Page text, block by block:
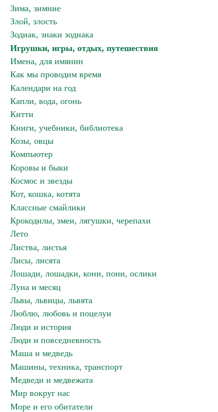
Зима, зимние
Злой, злость
Зодиак, знаки зодиака
Игрушки, игры, отдых, путешествия
Имена, для имянин
Как мы проводим время
Календари на год
Капли, вода, огонь
Китти
Книги, учебники, библиотека
Козы, овцы
Компьютер
Коровы и быки
Космос и звезды
Кот, кошка, котята
Классные смайлики
Крокодилы, змеи, лягушки, черепахи
Лето
Листва, листья
Лисы, лисята
Лошади, лошадки, кони, пони, ослики
Луна и месяц
Львы, львицы, львята
Люблю, любовь и поцелуи
Люди и история
Люди и повседневность
Маша и медведь
Машины, техника, транспорт
Медведи и медвежата
Мир вокруг нас
Море и его обитатели